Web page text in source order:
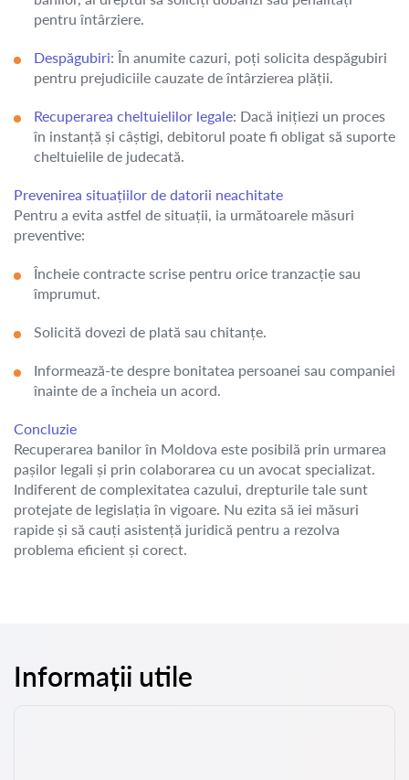
pentru întârziere.
Despăgubiri: În anumite cazuri, poți solicita despăgubiri
pentru prejudiciile cauzate de întârzierea plății.
Recuperarea cheltuielilor legale: Dacă inițiezi un proces
în instanță și câștigi, debitorul poate fi obligat să suporte
cheltuielile de judecată.
Prevenirea situațiilor de datorii neachitate
Pentru a evita astfel de situații, ia următoarele măsuri
preventive:
Încheie contracte scrise pentru orice tranzacție sau
împrumut.
Solicită dovezi de plată sau chitanțe.
Informează-te despre bonitatea persoanei sau companiei
înainte de a încheia un acord.
Concluzie
Recuperarea banilor în Moldova este posibilă prin urmarea
pașilor legali și prin colaborarea cu un avocat specializat.
Indiferent de complexitatea cazului, drepturile tale sunt
protejate de legislația în vigoare. Nu ezita să iei măsuri
rapide și să cauți asistență juridică pentru a rezolva
problema eficient și corect.
Informații utile